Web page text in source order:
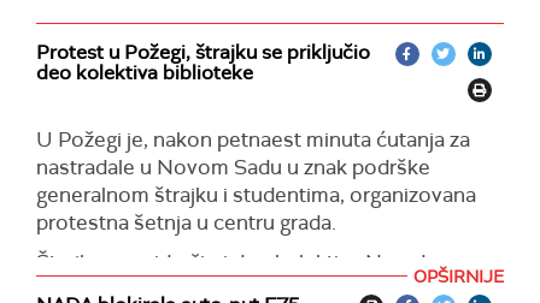
Protest u Požegi, štrajku se priključio
deo kolektiva biblioteke
U Požegi je, nakon petnaest minuta ćutanja za
nastradale u Novom Sadu u znak podrške
generalnom štrajku i studentima, organizovana
protestna šetnja u centru grada.
Štrajku se pridružio i deo kolektiva Narodne
biblioteke u Požegi, pa su na ulaznim vratimaOPŠIRNIJE